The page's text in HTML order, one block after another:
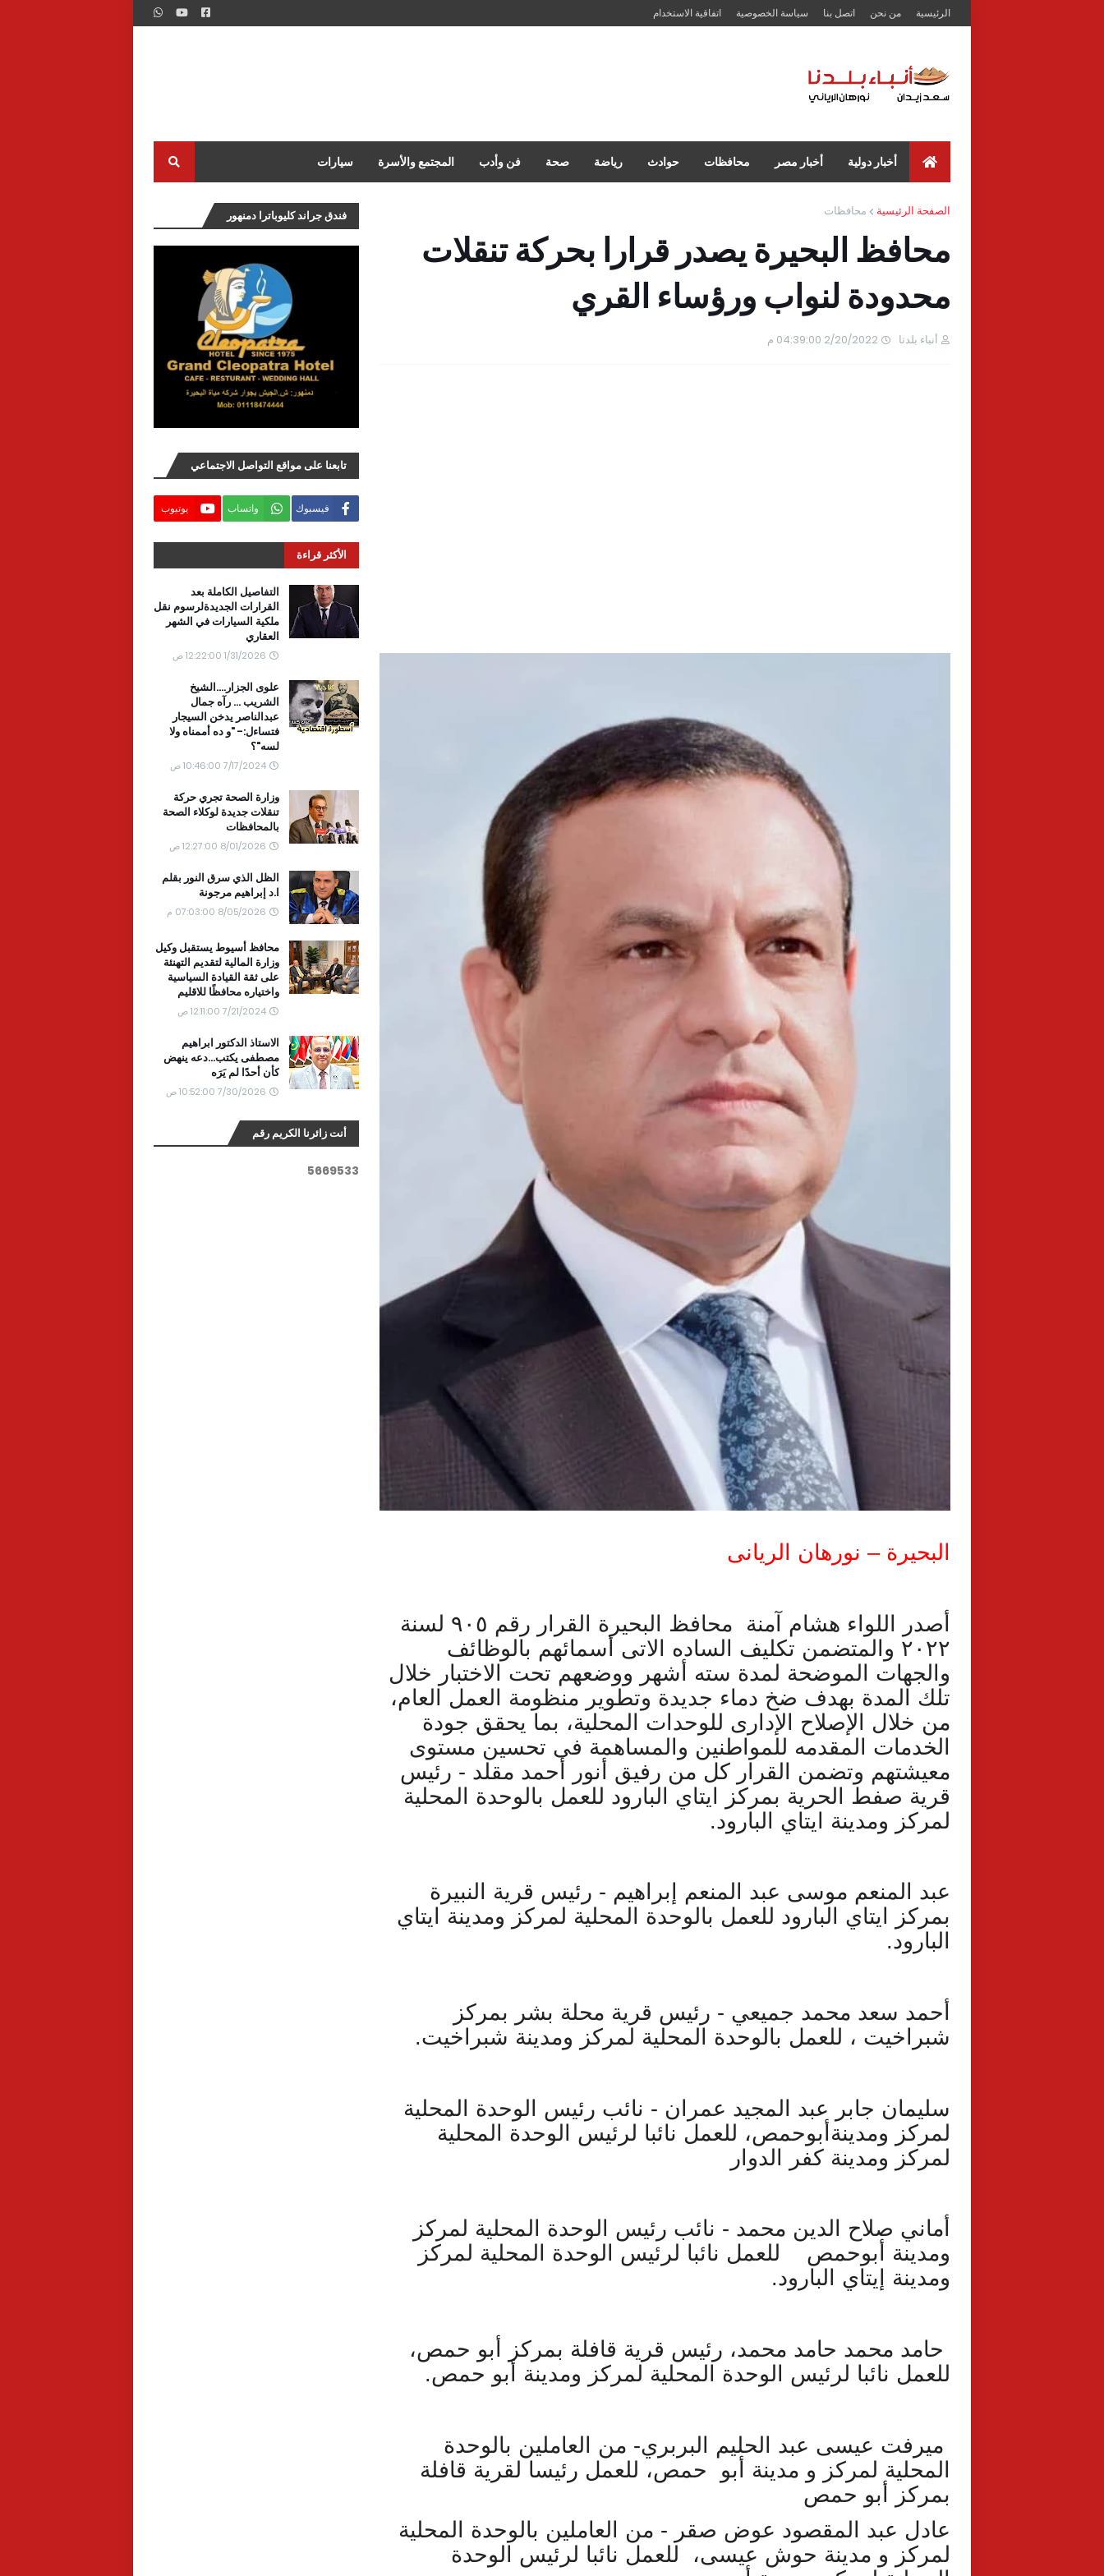
الرئيسية من نحن اتصل بنا سياسة الخصوصية اتفاقية الاستخدام
أخبار دولية أخبار مصر محافظات حوادث رياضة صحة فن وأدب المجتمع والأسرة سيارات
الصفحة الرئيسية محافظات
محافظ البحيرة يصدر قرارا بحركة تنقلات
محدودة لنواب ورؤساء القري
أنباء بلدنا 2/20/2022 04:39:00 م
البحيرة – نورهان الريانى
أصدر اللواء هشام آمنة محافظ البحيرة القرار رقم ٩٠٥ لسنة
٢٠٢٢ والمتضمن تكليف الساده الاتى أسمائهم بالوظائف
والجهات الموضحة لمدة سته أشهر ووضعهم تحت الاختبار خلال
تلك المدة بهدف ضخ دماء جديدة وتطوير منظومة العمل العام،
من خلال الإصلاح الإدارى للوحدات المحلية، بما يحقق جودة
الخدمات المقدمه للمواطنين والمساهمة فى تحسين مستوى
معيشتهم وتضمن القرار كل من رفيق أنور أحمد مقلد - رئيس
قرية صفط الحرية بمركز ايتاي البارود للعمل بالوحدة المحلية
لمركز ومدينة ايتاي البارود.
عبد المنعم موسى عبد المنعم إبراهيم - رئيس قرية النبيرة
بمركز ايتاي البارود للعمل بالوحدة المحلية لمركز ومدينة ايتاي
البارود.
أحمد سعد محمد جميعي - رئيس قرية محلة بشر بمركز
شبراخيت ، للعمل بالوحدة المحلية لمركز ومدينة شبراخيت.
سليمان جابر عبد المجيد عمران - نائب رئيس الوحدة المحلية
لمركز ومدينةأبوحمص، للعمل نائبا لرئيس الوحدة المحلية
لمركز ومدينة كفر الدوار
أماني صلاح الدين محمد - نائب رئيس الوحدة المحلية لمركز
ومدينة أبوحمص للعمل نائبا لرئيس الوحدة المحلية لمركز
ومدينة إيتاي البارود.
حامد محمد حامد محمد، رئيس قرية قافلة بمركز أبو حمص،
للعمل نائبا لرئيس الوحدة المحلية لمركز ومدينة أبو حمص.
ميرفت عيسى عبد الحليم البربري- من العاملين بالوحدة
المحلية لمركز و مدينة أبو حمص، للعمل رئيسا لقرية قافلة
بمركز أبو حمص
عادل عبد المقصود عوض صقر - من العاملين بالوحدة المحلية
لمركز و مدينة حوش عيسى، للعمل نائبا لرئيس الوحدة
فندق جراند كليوباترا دمنهور
تابعنا على مواقع التواصل الاجتماعي
فيسبوك واتساب يوتيوب
الأكثر قراءة
التفاصيل الكاملة بعد
القرارات الجديدةلرسوم نقل
ملكية السيارات في الشهر
العقاري
1/31/2026 12:22:00 ص
علوى الجزار....الشيخ
الشريب ... رآه جمال
عبدالناصر يدخن السيجار
فتساءل:- "و ده أممناه ولا
لسه"؟
7/17/2024 10:46:00 ص
وزارة الصحة تجري حركة
تنقلات جديدة لوكلاء الصحة
بالمحافظات
8/01/2026 12:27:00 ص
الظل الذي سرق النور بقلم
ا.د إبراهيم مرجونة
8/05/2026 07:03:00 م
محافظ أسيوط يستقبل وكيل
وزارة المالية لتقديم التهنئة
على ثقة القيادة السياسية
واختياره محافظًا للاقليم
7/21/2024 12:11:00 ص
الاستاذ الدكتور ابراهيم
مصطفى يكتب...دعه ينهض
كأن أحدًا لم يَرَه
7/30/2026 10:52:00 ص
أنت زائرنا الكريم رقم
5669533